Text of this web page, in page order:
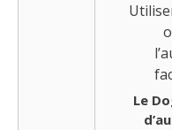
Le